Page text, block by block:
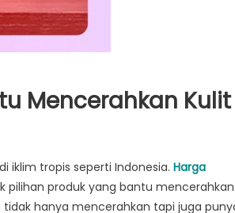
Mencerahkan Kulit
iklim tropis seperti Indonesia. Harga
pilihan produk yang bantu mencerahkan
tidak hanya mencerahkan tapi juga